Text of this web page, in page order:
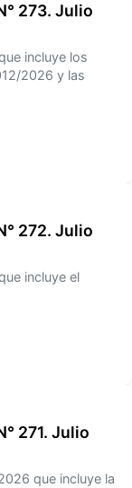
273. Julio
incluye los
2026 y las
272. Julio
incluye el
271. Julio
que incluye la